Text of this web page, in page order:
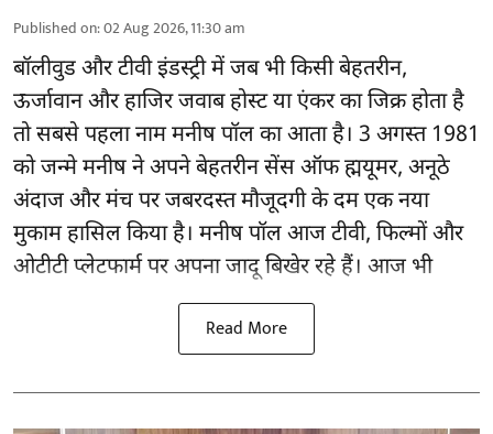
Published on:02 Aug 2026, 11:30 am
बॉलीवुड और टीवी इंडस्ट्री में जब भी किसी बेहतरीन,
ऊर्जावान और हाजिर जवाब होस्ट या एंकर का जिक्र होता है
तो सबसे पहला नाम मनीष पॉल का आता है। 3 अगस्त 1981
को जन्मे मनीष ने अपने बेहतरीन सेंस ऑफ ह्मयूमर, अनूठे
अंदाज और मंच पर जबरदस्त मौजूदगी के दम एक नया
मुकाम हासिल किया है। मनीष पॉल आज टीवी, फिल्मों और
ओटीटी प्लेटफार्म पर अपना जादू बिखेर रहे हैं। आज भी
Read More